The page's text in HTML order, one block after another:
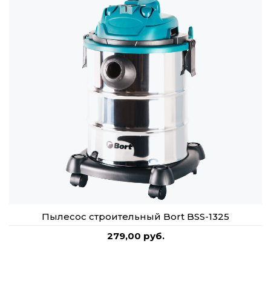
Пылесос строительный Bort BSS-1325
279,00 руб.